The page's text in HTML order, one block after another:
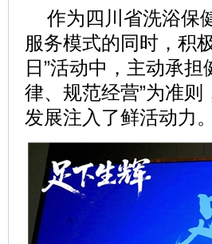
作为四川省洗浴保
服务模式的同时，积
日”活动中，主动承
律、规范经营”为准
发展注入了鲜活动力。